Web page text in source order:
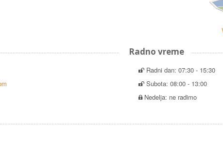
Radno vreme
Radni dan: 07:30 - 15:30
Subota: 08:00 - 13:00
Nedelja: ne radimo